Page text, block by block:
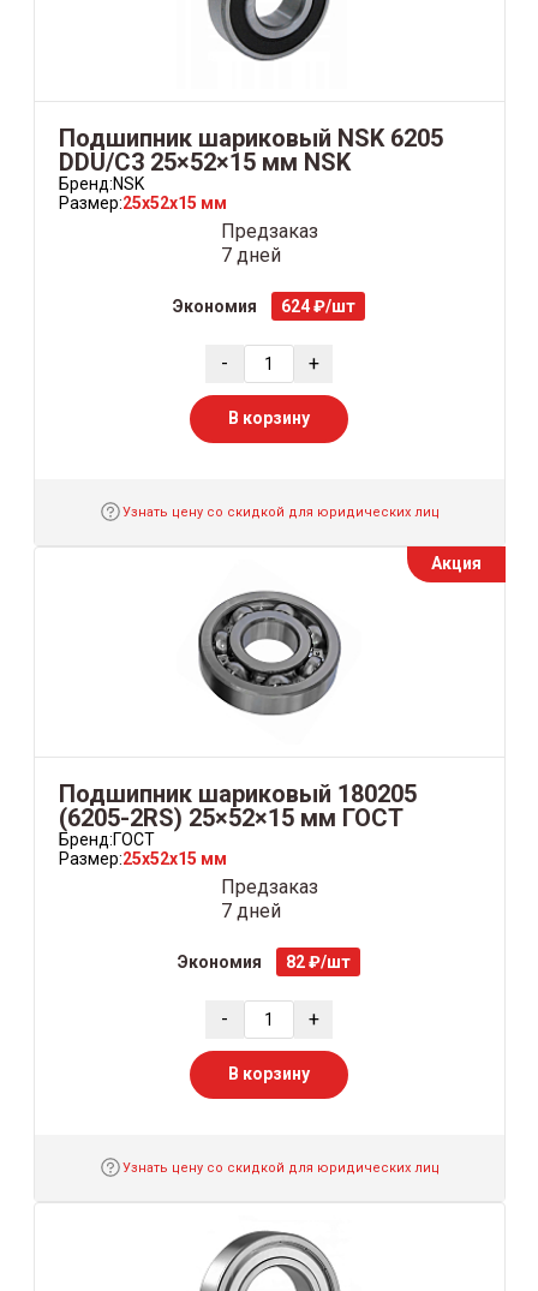
Подшипник шариковый NSK 6205
DDU/C3 25×52×15 мм NSK
Бренд:NSK
Размер:25x52x15 мм
Предзаказ
7 дней
Экономия 624 ₽/шт
- +
В корзину
Узнать цену со скидкой для юридических лиц
Акция
Подшипник шариковый 180205
(6205-2RS) 25×52×15 мм ГОСТ
Бренд:ГОСТ
Размер:25x52x15 мм
Предзаказ
7 дней
Экономия 82 ₽/шт
- +
В корзину
Узнать цену со скидкой для юридических лиц